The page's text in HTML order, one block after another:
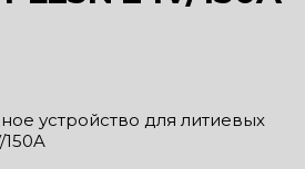
устройство для литиевых